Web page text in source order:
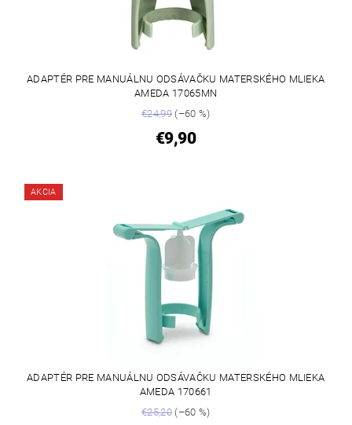
ADAPTÉR PRE MANUÁLNU ODSÁVAČKU MATERSKÉHO MLIEKA
AMEDA 17065MN
€24,99(–60 %)
€9,90
AKCIA
ADAPTÉR PRE MANUÁLNU ODSÁVAČKU MATERSKÉHO MLIEKA
AMEDA 170661
€25,20(–60 %)